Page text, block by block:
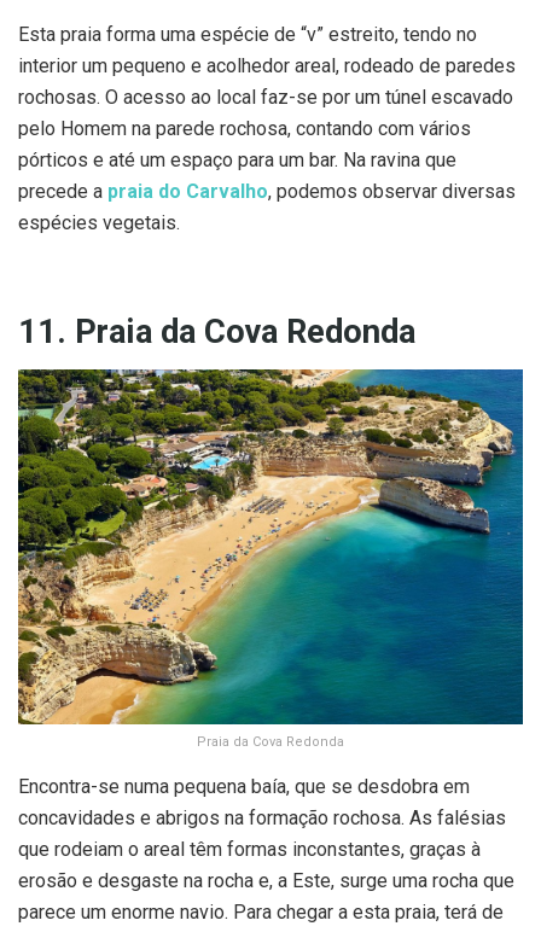
Esta praia forma uma espécie de “v” estreito, tendo no
interior um pequeno e acolhedor areal, rodeado de paredes
rochosas. O acesso ao local faz-se por um túnel escavado
pelo Homem na parede rochosa, contando com vários
pórticos e até um espaço para um bar. Na ravina que
precede a praia do Carvalho, podemos observar diversas
espécies vegetais.
11. Praia da Cova Redonda
Praia da Cova Redonda
Encontra-se numa pequena baía, que se desdobra em
concavidades e abrigos na formação rochosa. As falésias
que rodeiam o areal têm formas inconstantes, graças à
erosão e desgaste na rocha e, a Este, surge uma rocha que
parece um enorme navio. Para chegar a esta praia, terá de